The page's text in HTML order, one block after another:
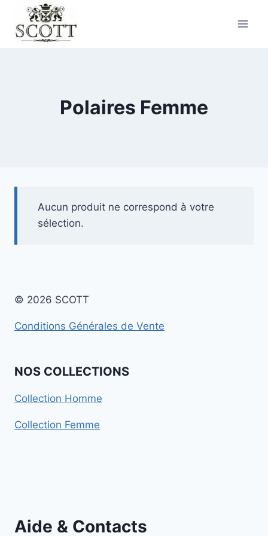
Polaires Femme
Aucun produit ne correspond à votre
sélection.
© 2026 SCOTT
Conditions Générales de Vente
NOS COLLECTIONS
Collection Homme
Collection Femme
Aide & Contacts